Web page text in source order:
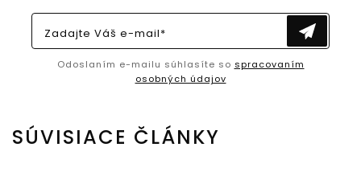
Zadajte Váš e-mail*
Odoslaním e-mailu súhlasíte so spracovaním
osobných údajov
SÚVISIACE ČLÁNKY